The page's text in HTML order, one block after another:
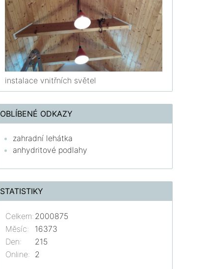
instalace vnitřních světel
OBLÍBENÉ ODKAZY
zahradní lehátka
anhydritové podlahy
STATISTIKY
Online: 2
Celkem: 2000875
Měsíc:
16373
Den:
215